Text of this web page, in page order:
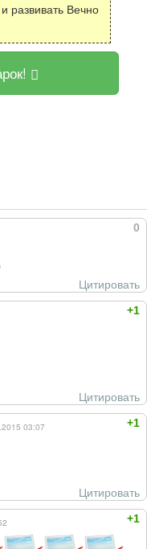
развивать Вечно
0
Цитировать
+1
Цитировать
+1
03:07
Цитировать
+1